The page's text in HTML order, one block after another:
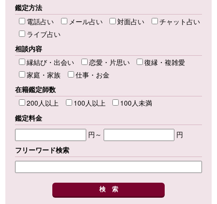
鑑定方法
電話占い
メール占い 対面占い
チャット占い
ライブ占い
相談内容
縁結び・出会い
恋愛・片思い
復縁・複雑愛
家庭・家族
仕事・お金
在籍鑑定師数
200人以上
100人以上
100人未満
鑑定料金
円～
円
フリーワード検索